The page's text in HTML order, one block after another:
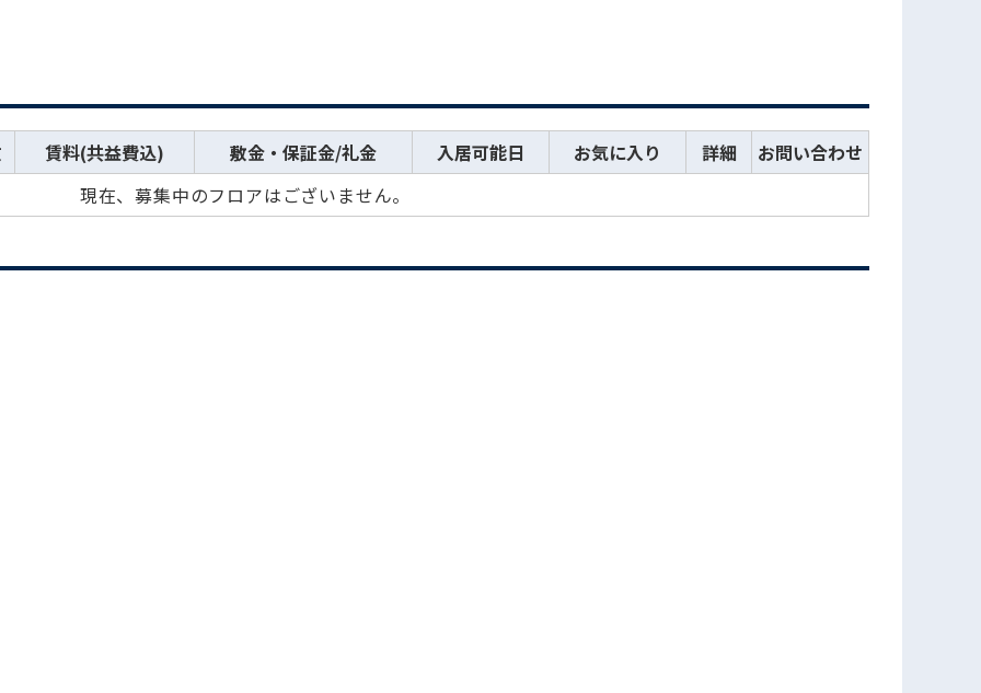
賃料(共益費込) 敷金・保証金/礼金 入居可能日 お気に入り 詳細
お問い合わせ
現在、募集中のフロアはございません。